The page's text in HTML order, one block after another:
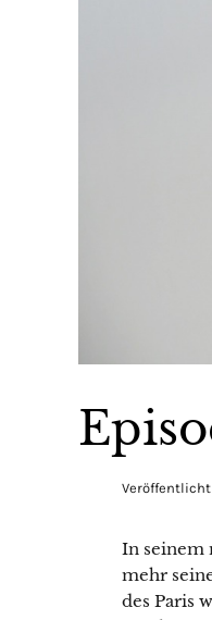
Veröffentlicht
In seinem
mehr
des Paris